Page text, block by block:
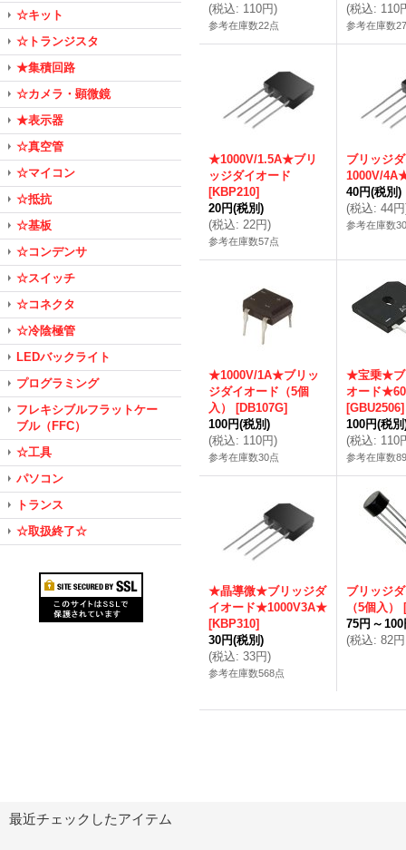
☆キット
☆トランジスタ
★集積回路
☆カメラ・顕微鏡
★表示器
☆真空管
☆マイコン
☆抵抗
☆基板
☆コンデンサ
☆スイッチ
☆コネクタ
☆冷陰極管
LEDバックライト
プログラミング
フレキシブルフラットケー
ブル（FFC）
☆工具
パソコン
トランス
☆取扱終了☆
(税込: 110円)
参考在庫数22点
(税込: 110
参考在庫数
★1000V/1.5A★ブリ
ッジダイオード
[KBP210]
20円(税別)
(税込: 22円)
参考在庫数57点
ブリッジ
1000V/
40円(税別)
(税込: 44円
参考在庫数
★1000V/1A★ブリッ
ジダイオード（5個
入）
[DB107G]
100円(税別)
(税込: 110円)
参考在庫数30点
★宝乗★ブ
オード
[GBU2506]
100円(税別
(税込: 110
参考在庫数
★晶導微★ブリッジダ
イオード★1000V3A★
[KBP310]
30円(税別)
(税込: 33円)
参考在庫数568点
ブリッジ
（5個入）
[
75円 ～ 100
(税込: 82円
最近チェックしたアイテム